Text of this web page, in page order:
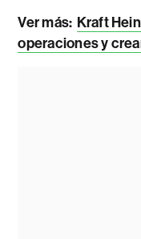
Ver más: Kraft
operaciones y